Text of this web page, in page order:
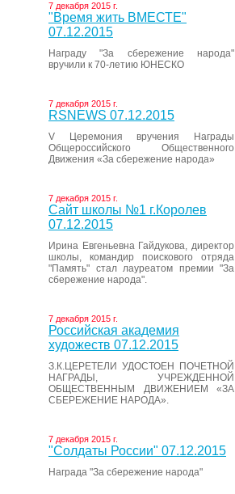
7 декабря 2015 г.
"Время жить ВМЕСТЕ"
07.12.2015
Награду "За сбережение народа"
вручили к 70-летию ЮНЕСКО
7 декабря 2015 г.
RSNEWS 07.12.2015
V Церемония вручения Награды
Общероссийского Общественного
Движения «За сбережение народа»
7 декабря 2015 г.
Сайт школы №1 г.Королев
07.12.2015
Ирина Евгеньевна Гайдукова, директор
школы, командир поискового отряда
"Память" стал лауреатом премии "За
сбережение народа".
7 декабря 2015 г.
Российская академия
художеств 07.12.2015
З.К.ЦЕРЕТЕЛИ УДОСТОЕН ПОЧЕТНОЙ
НАГРАДЫ, УЧРЕЖДЕННОЙ
ОБЩЕСТВЕННЫМ ДВИЖЕНИЕМ «ЗА
СБЕРЕЖЕНИЕ НАРОДА».
7 декабря 2015 г.
"Солдаты России" 07.12.2015
Награда "За сбережение народа"